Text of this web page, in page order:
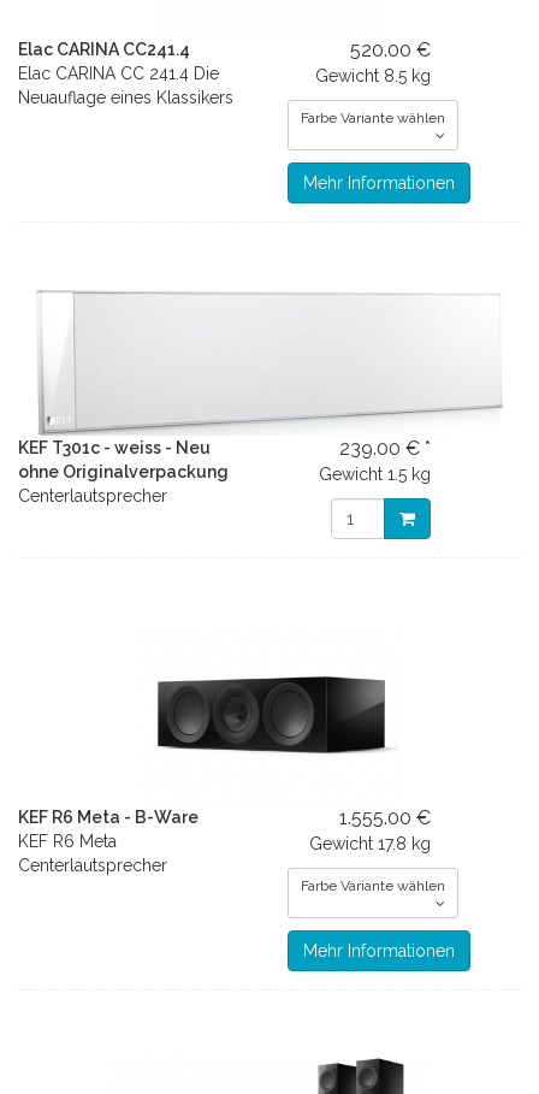
Elac CARINA CC241.4
Elac CARINA CC 241.4 Die
Neuauflage eines Klassikers
520.00 €
Gewicht 8.5 kg
Farbe Variante wählen
Mehr Informationen
KEF T301c - weiss - Neu
ohne Originalverpackung
Centerlautsprecher
239.00 € *
Gewicht 1.5 kg
KEF R6 Meta - B-Ware
KEF R6 Meta
Centerlautsprecher
1.555.00 €
Gewicht 17.8 kg
Farbe Variante wählen
Mehr Informationen